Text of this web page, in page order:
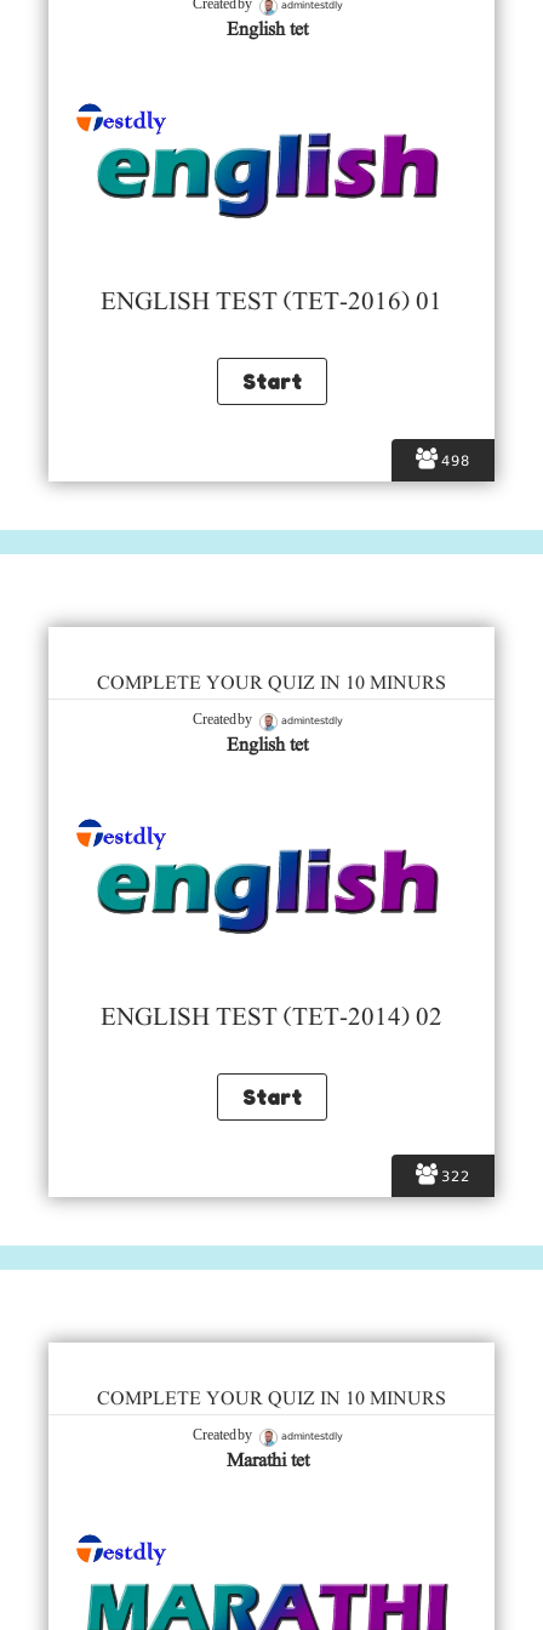
498
Created by
English tet
ENGLISH TEST (TET-2016) 01
322
COMPLETE YOUR QUIZ IN 10 MINURS
Created by admintestdly
English tet
ENGLISH TEST (TET-2014) 02
COMPLETE YOUR QUIZ IN 10 MINURS
Created by admintestdly
Marathi tet